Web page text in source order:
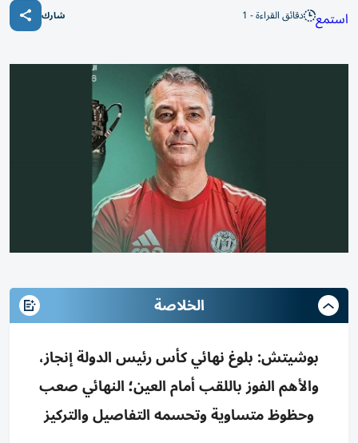
استمع دقائق القراءة - 1 شارك
الخلاصة
بوشيتش: بلوغ نهائي كأس رئيس الدولة إنجاز،
والأهم الفوز باللقب أمام العين؛ النهائي صعب
وحظوظ متساوية وتحسمه التفاصيل والتركيز